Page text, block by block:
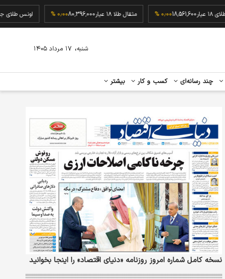
گرم طلای ۱۸ عیار 18,561,600۰٫۰۰ % مثقال طلا ۱۸ عیار 80,396,000۰٫۰۰ % اونس
چند رسانه‌ای کسب و کار بیشتر
شنبه، ۱۷ مرداد ۱۴۰۵
نسخه کامل شماره امروز روزنامه «دنیای‌ اقتصاد» را اینجا بخوانید